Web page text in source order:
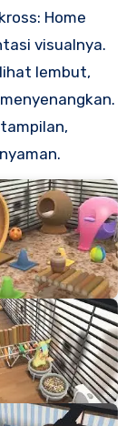
Home
visualnya.
lembut,